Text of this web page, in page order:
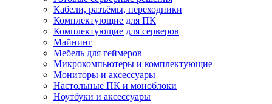
Кабели, разъёмы, переходники
Комплектующие для ПК
Комплектующие для серверов
Майнинг
Мебель для геймеров
Микрокомпьютеры и комплектующие
Мониторы и аксессуары
Настольные ПК и моноблоки
Ноутбуки и аксессуары